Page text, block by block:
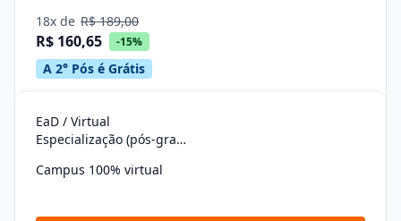
18x de R$ 189,00
R$ 160,65 -15%
A 2° Pós é Grátis
EaD / Virtual
Especialização (pós-graduação)
Campus 100% virtual